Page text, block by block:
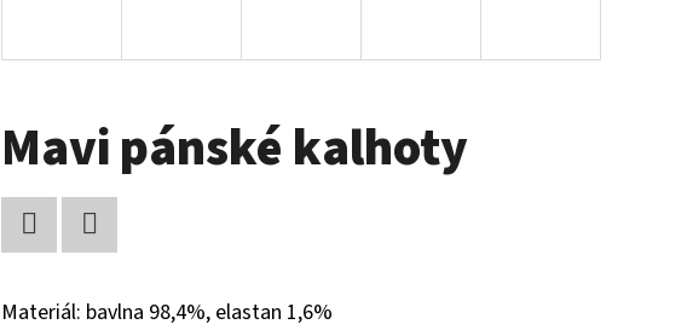
Mavi pánské kalhoty
Materiál: bavlna 98,4%, elastan 1,6%